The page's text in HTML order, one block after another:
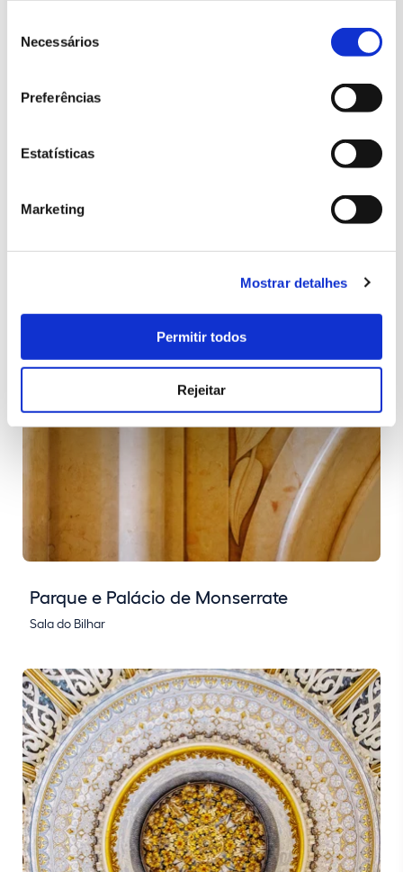
Necessários
Preferências
Estatísticas
Marketing
Mostrar detalhes
Permitir todos
Rejeitar
Sala de Estar
Parque e Palácio de Monserrate
Sala do Bilhar